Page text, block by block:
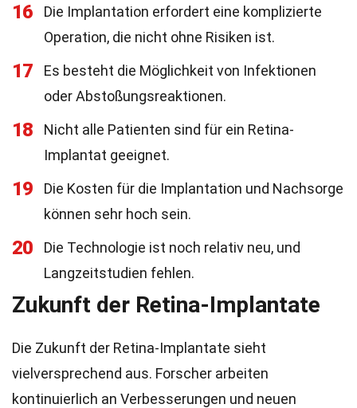
16
Die Implantation erfordert eine komplizierte
Operation, die nicht ohne Risiken ist.
17
Es besteht die Möglichkeit von Infektionen
oder Abstoßungsreaktionen.
18
Nicht alle Patienten sind für ein Retina-
Implantat geeignet.
19
Die Kosten für die Implantation und Nachsorge
können sehr hoch sein.
20
Die Technologie ist noch relativ neu, und
Langzeitstudien fehlen.
Zukunft der Retina-Implantate
Die Zukunft der Retina-Implantate sieht
vielversprechend aus. Forscher arbeiten
kontinuierlich an Verbesserungen und neuen